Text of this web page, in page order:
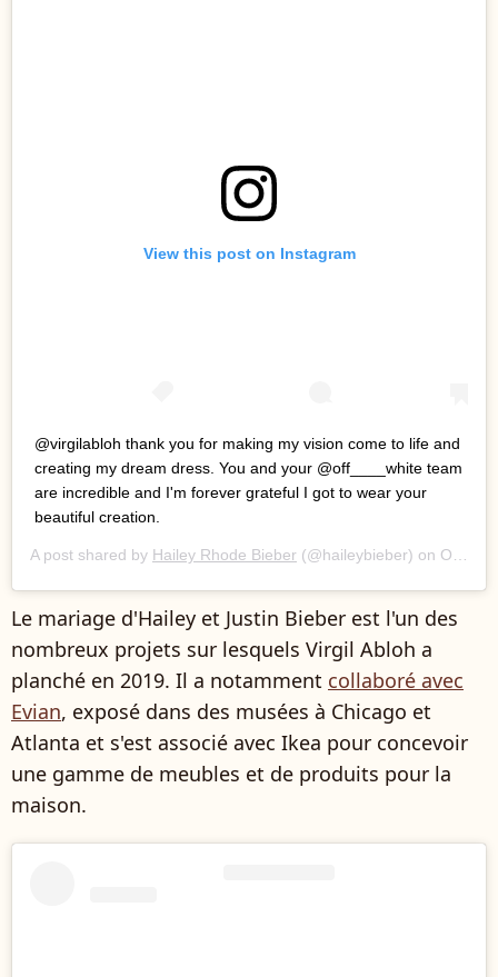
View this post on Instagram
@virgilabloh thank you for making my vision come to life and
creating my dream dress. You and your @off____white team
are incredible and I'm forever grateful I got to wear your
beautiful creation.
A post shared by Hailey Rhode Bieber (@haileybieber) on Oct 7, 2019 at 1:53pm PDT
Le mariage d'Hailey et Justin Bieber est l'un des
nombreux projets sur lesquels Virgil Abloh a
planché en 2019. Il a notamment collaboré avec
Evian, exposé dans des musées à Chicago et
Atlanta et s'est associé avec Ikea pour concevoir
une gamme de meubles et de produits pour la
maison.